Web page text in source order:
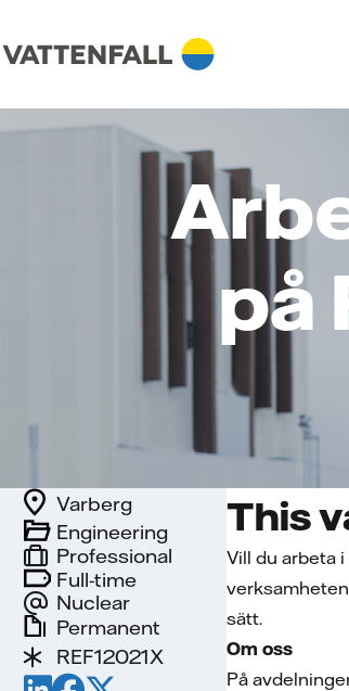
på
Full-time
Nuclear
Engineering
Varberg
Professional
Permanent
REF12021X
This
Vill du arbeta
sätt.
Om oss
På